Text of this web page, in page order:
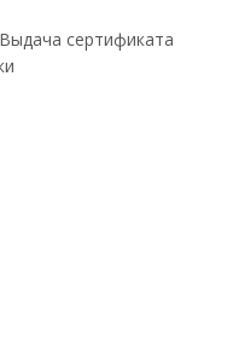
сертификата